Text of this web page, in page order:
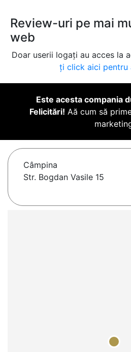
Review-uri pe mai
web
Doar userii logați au acces la
ți click aici pentru
Este acesta compania
Felicitări! Aă cum să
Câmpina
Str. Bogdan Vasile 15